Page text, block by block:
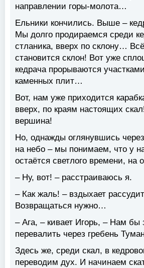
направлении горы-молота…
Ельники кончились. Выше –
Мы долго продираемся среди
стланика, вверх по склону…
становится склон! Вот уже
кедрача прорываются
каменных плит…
Вот, нам уже приходится
вверх, по краям настоящих
вершина!
Но, однажды оглянувшись
на небо – мы понимаем, что у
остаётся светлого времени, на
– Ну, вот! – расстраиваюсь я.
– Как жаль! – вздыхает
Возвращаться нужно…
– Ага, – кивает Игорь, – Нам бы
перевалить через гребень
Здесь же, среди скал, в
переводим дух. И начинаем